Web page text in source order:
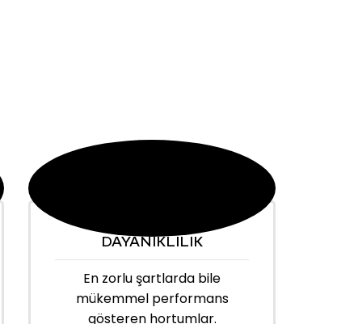
DAYANIKLILIK
En zorlu şartlarda bile
mükemmel performans
gösteren hortumlar.